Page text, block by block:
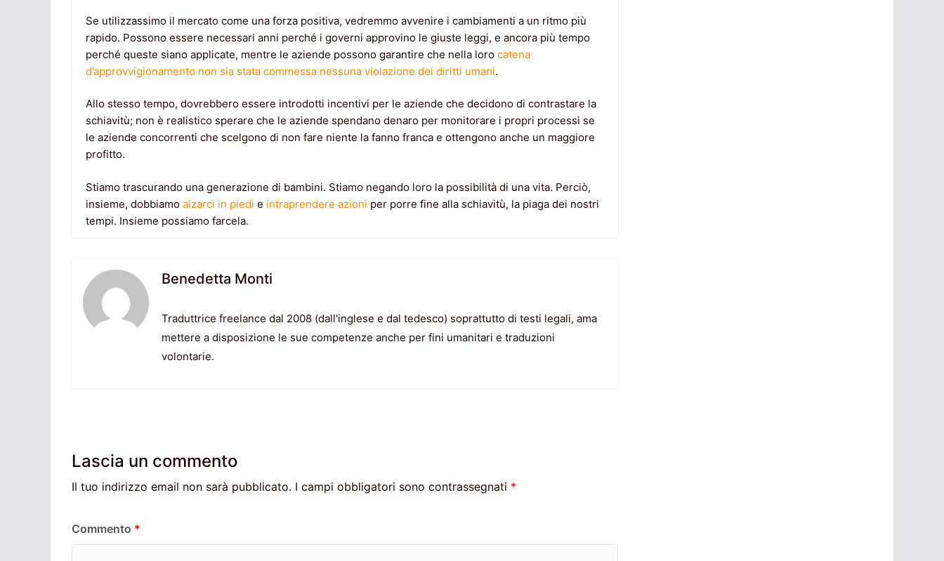
Se utilizzassimo il mercato come una forza positiva, vedremmo avvenire i cambiamenti a un ritmo più
rapido. Possono essere necessari anni perché i governi approvino le giuste leggi, e ancora più tempo
perché queste siano applicate, mentre le aziende possono garantire che nella loro catena
d’approvvigionamento non sia stata commessa nessuna violazione dei diritti umani.
Allo stesso tempo, dovrebbero essere introdotti incentivi per le aziende che decidono di contrastare la
schiavitù; non è realistico sperare che le aziende spendano denaro per monitorare i propri processi se
le aziende concorrenti che scelgono di non fare niente la fanno franca e ottengono anche un maggiore
profitto.
Stiamo trascurando una generazione di bambini. Stiamo negando loro la possibilità di una vita. Perciò,
insieme, dobbiamo alzarci in piedi e intraprendere azioni per porre fine alla schiavitù, la piaga dei nostri
tempi. Insieme possiamo farcela.
Benedetta Monti
Traduttrice freelance dal 2008 (dall'inglese e dal tedesco) soprattutto di testi legali, ama
mettere a disposizione le sue competenze anche per fini umanitari e traduzioni
volontarie.
Lascia un commento
Il tuo indirizzo email non sarà pubblicato. I campi obbligatori sono contrassegnati *
Commento *